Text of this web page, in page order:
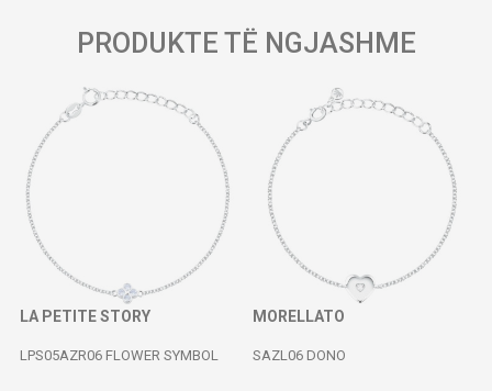
PRODUKTE TË NGJASHME
LA PETITE STORY
LPS05AZR06 FLOWER SYMBOL
MORELLATO
SAZL06 DONO